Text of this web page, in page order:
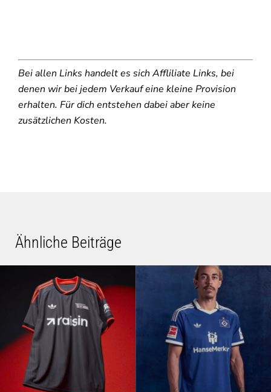
Bei allen Links handelt es sich Affliliate Links, bei
denen wir bei jedem Verkauf eine kleine Provision
erhalten. Für dich entstehen dabei aber keine
zusätzlichen Kosten.
Ähnliche Beiträge